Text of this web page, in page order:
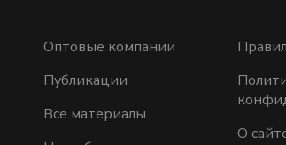
Оптовые компании
Публикации
Все материалы
О